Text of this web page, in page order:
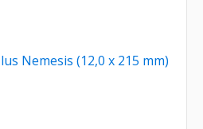
Nemesis (12,0 x 215 mm)